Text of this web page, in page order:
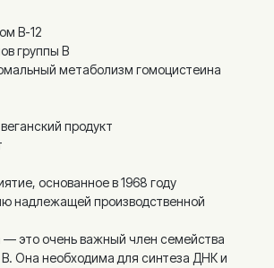
B-12
группы B
метаболизм гомоцистеина
продукт
основанное в 1968 году
надлежащей производственной
— это очень важный член семейства
Она необходима для синтеза ДНК и